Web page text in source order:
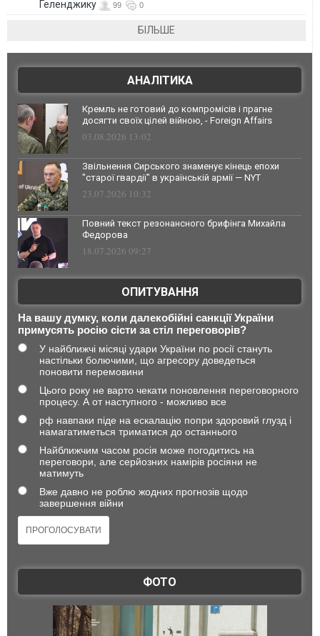
Геленджику 99 0
БІЛЬШЕ
АНАЛІТИКА
Кремль не готовий до компромісів і прагне
досягти своїх цілей війною, - Foreign Affairs
03.08.2026 13:02
Звільнення Сирського знаменує кінець епохи
"старої гвардії" в українській армії — NYT
23.07.2026 10:32
Повний текст резонансного брифінга Михайла
Федорова
18.07.2026 09:27
ОПИТУВАННЯ
На вашу думку, коли далекобійні санкції України
примусять росію сісти за стіл переговорів?
У найближчі місяці удари України по росії стануть
настільки болючими, що агресору доведеться
поновити перемовини
Цього року не варто чекати поновлення переговорного
процесу. А от наступного - можливо все
рф навпаки піде на ескалацію попри здоровий глузд і
намагатиметься триматися до останнього
Найближчим часом росія може погодитись на
переговори, але серйозних намірів росіяни не
матимуть
Вже давно не роблю жодних прогнозів щодо
завершення війни
ФОТО